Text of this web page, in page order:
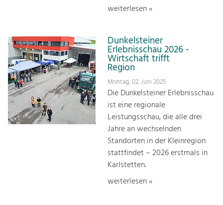
weiterlesen »
Dunkelsteiner
Erlebnisschau 2026 -
Wirtschaft trifft
Region
Montag, 02. Juni 2025
Die Dunkelsteiner Erlebnisschau
ist eine regionale
Leistungsschau, die alle drei
Jahre an wechselnden
Standorten in der Kleinregion
stattfindet – 2026 erstmals in
Karlstetten.
weiterlesen »